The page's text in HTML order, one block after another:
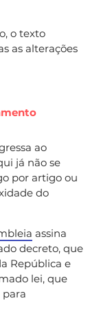
o texto
as alterações
ao
já não se
por artigo ou
do
assina
decreto, que
República e
lei, que
para